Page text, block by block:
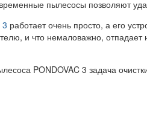
пылесосы позволяют
3 работает очень просто, а его
и что немаловажно,
PONDOVAC 3 задача